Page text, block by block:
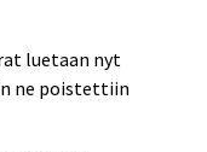
luetaan nyt
ne poistettiin